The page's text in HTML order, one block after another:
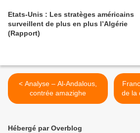
Etats-Unis : Les stratèges américains
surveillent de plus en plus l’Algérie
(Rapport)
< Analyse – Al-Andalous,
contrée amazighe
Hébergé par Overblog